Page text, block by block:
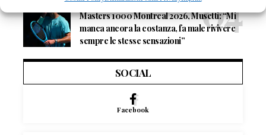
Masters 1000 Montreal 2026, Musetti: “Mi
manca ancora la costanza, fa male rivivere
sempre le stesse sensazioni”
SOCIAL
Facebook